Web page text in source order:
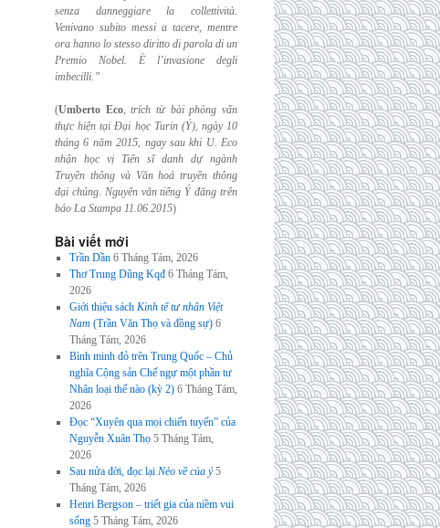
senza danneggiare la collettività.
Venivano subito messi a tacere, mentre
ora hanno lo stesso diritto di parola di un
Premio Nobel. È l’invasione degli
imbecilli.”
(Umberto Eco,trích từ bài phỏng vấn
thực hiện tại Đại học Turin (Ý), ngày 10
tháng 6 năm 2015, ngay sau khi U. Eco
nhận học vị Tiến sĩ danh dự ngành
Truyền thông và Văn hoá truyền thông
đại chúng. Nguyên văn tiếng Ý đăng trên
báo La Stampa 11.06.2015)
Bài viết mới
Trần Dần 6 Tháng Tám, 2026
Thơ Trung Dũng Kqđ 6 Tháng Tám,
2026
Giới thiệu sách Kinh tế tư nhân Việt
Nam (Trần Văn Thọ và đồng sự) 6
Tháng Tám, 2026
Bình minh đỏ trên Trung Quốc – Chủ
nghĩa Cộng sản Chế ngự một phần tư
Nhân loại thế nào (kỳ 2) 6 Tháng Tám,
2026
Đọc “Xuyên qua mọi chiến tuyến” của
Nguyễn Xuân Thọ 5 Tháng Tám,
2026
Sau nửa đời, đọc lại Nẻo về của ý 5
Tháng Tám, 2026
Henri Bergson – triết gia của niềm vui
sống 5 Tháng Tám, 2026